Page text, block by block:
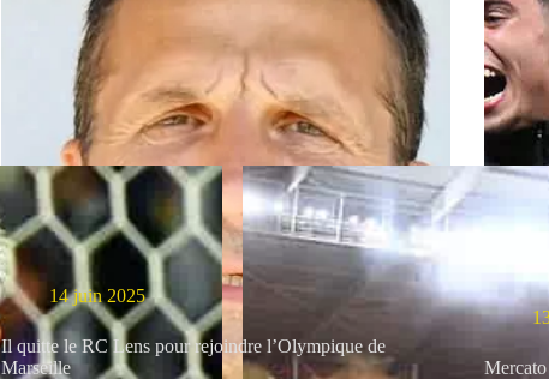
14 juin 2025
Il quitte le RC Lens pour rejoindre l’Olympique de
Marseille